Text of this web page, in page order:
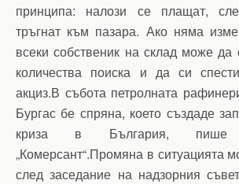
принципа: налози се плащат,
тръгнат към пазара. Ако няма
всеки собственик на склад може да
количества поиска и да си
акциз.В събота петролната
Бургас бе спряна, което създаде
криза в България, пише
„Комерсант“.Промяна в ситуацията
след заседание на надзорния